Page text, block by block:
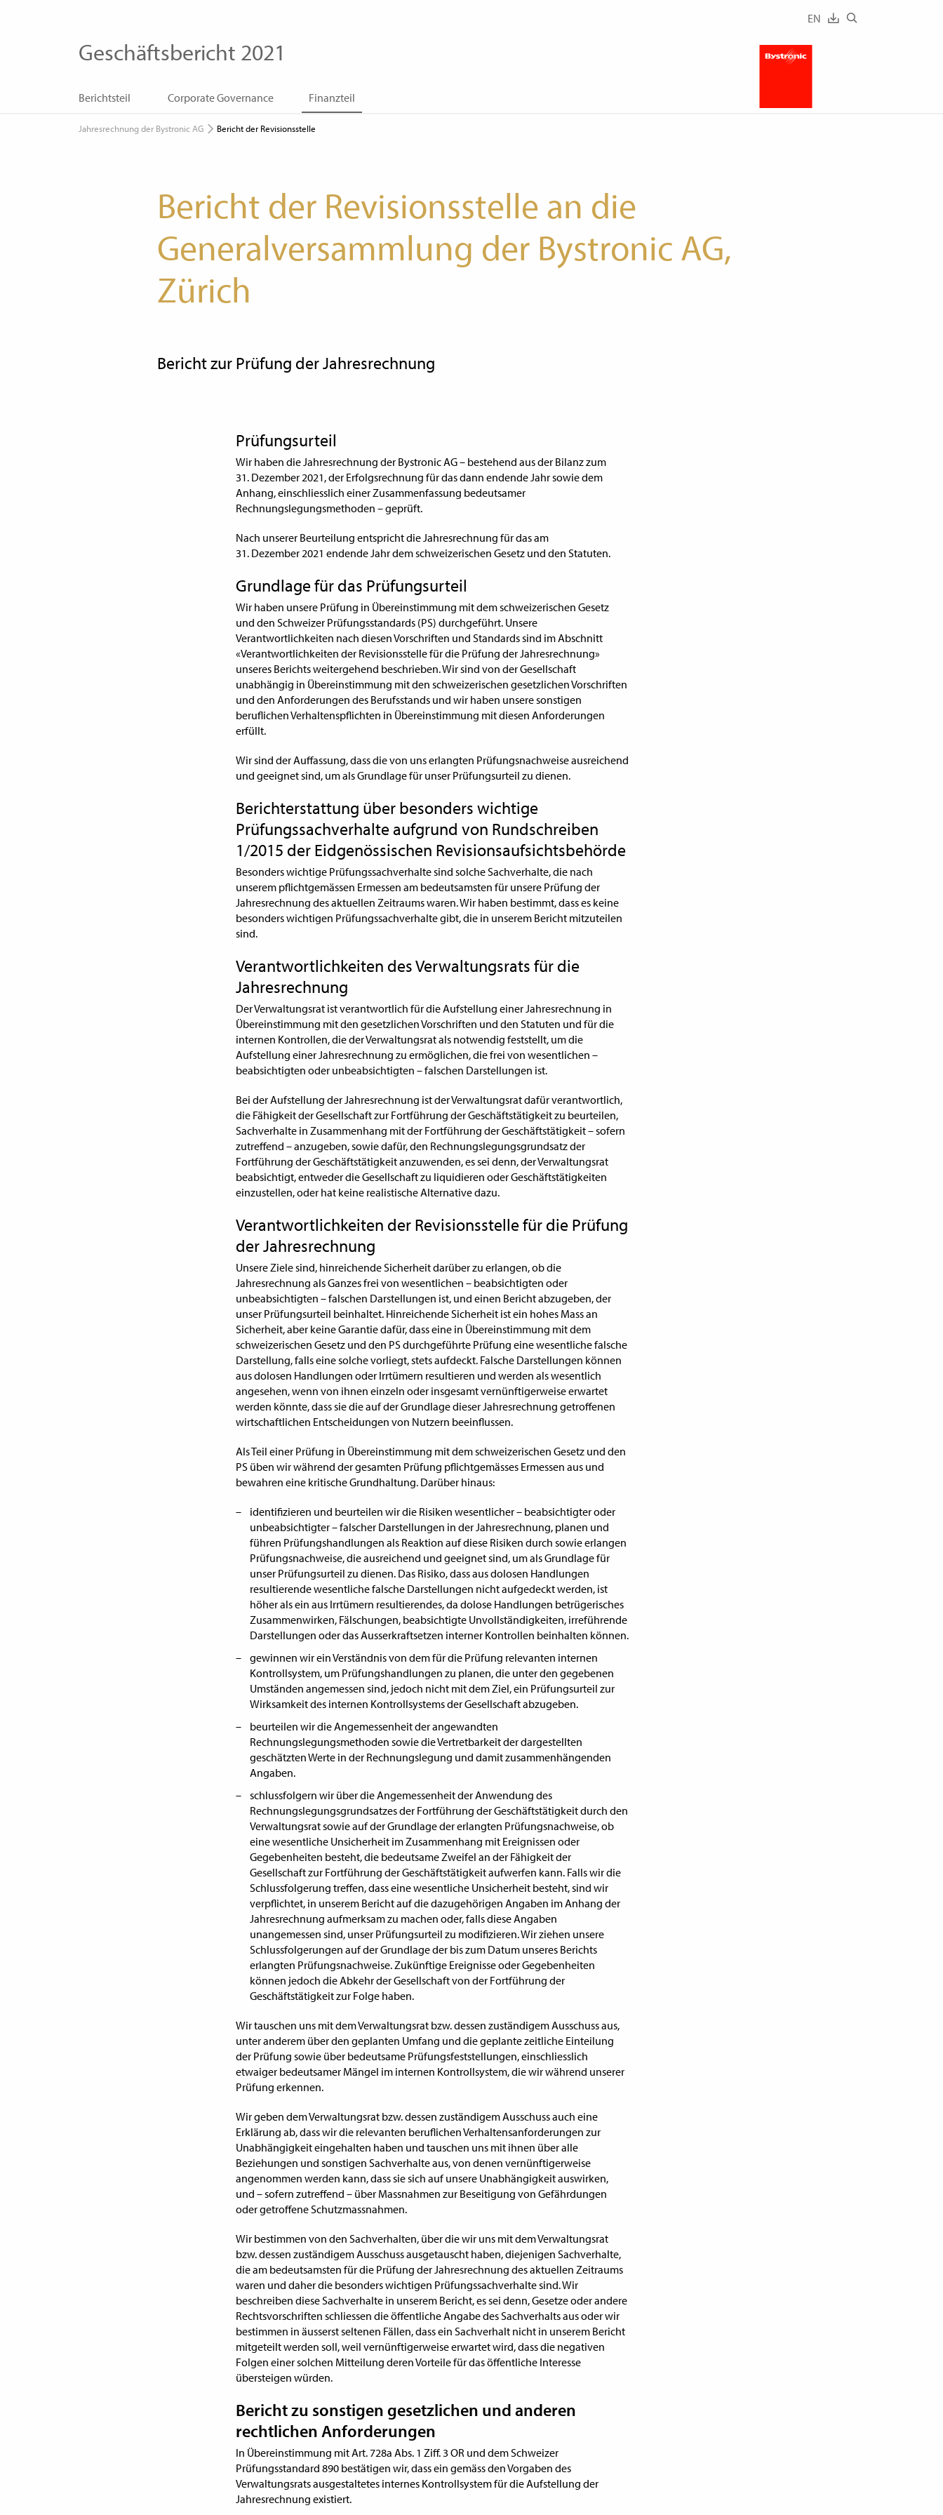
EN
Geschäftsbericht 2021
Berichtsteil Corporate Governance Finanzteil
Jahresrechnung der Bystronic AG Bericht der Revisionsstelle
Bericht der Revisionsstelle an die
Generalversammlung der Bystronic AG,
Zürich
Bericht zur Prüfung der Jahresrechnung
Prüfungsurteil
Wir haben die Jahresrechnung der Bystronic AG – bestehend aus der Bilanz zum
31. Dezember 2021, der Erfolgsrechnung für das dann endende Jahr sowie dem
Anhang, einschliesslich einer Zusammenfassung bedeutsamer
Rechnungslegungsmethoden – geprüft.
Nach unserer Beurteilung entspricht die Jahresrechnung für das am
31. Dezember 2021 endende Jahr dem schweizerischen Gesetz und den Statuten.
Grundlage für das Prüfungsurteil
Wir haben unsere Prüfung in Übereinstimmung mit dem schweizerischen Gesetz
und den Schweizer Prüfungsstandards (PS) durchgeführt. Unsere
Verantwortlichkeiten nach diesen Vorschriften und Standards sind im Abschnitt
«Verantwortlichkeiten der Revisionsstelle für die Prüfung der Jahresrechnung»
unseres Berichts weitergehend beschrieben. Wir sind von der Gesellschaft
unabhängig in Übereinstimmung mit den schweizerischen gesetzlichen Vorschriften
und den Anforderungen des Berufsstands und wir haben unsere sonstigen
beruflichen Verhaltenspflichten in Übereinstimmung mit diesen Anforderungen
erfüllt.
Wir sind der Auffassung, dass die von uns erlangten Prüfungsnachweise ausreichend
und geeignet sind, um als Grundlage für unser Prüfungsurteil zu dienen.
Berichterstattung über besonders wichtige
Prüfungssachverhalte aufgrund von Rundschreiben
1/2015 der Eidgenössischen Revisionsaufsichtsbehörde
Besonders wichtige Prüfungssachverhalte sind solche Sachverhalte, die nach
unserem pflichtgemässen Ermes­sen am bedeutsamsten für unsere Prüfung der
Jahresrechnung des aktuellen Zeitraums waren. Wir haben bestimmt, dass es keine
besonders wichtigen Prüfungssachverhalte gibt, die in unserem Bericht mitzuteilen
sind.
Verantwortlichkeiten des Verwaltungsrats für die
Jahresrechnung
Der Verwaltungsrat ist verantwortlich für die Aufstellung einer Jahresrechnung in
Übereinstimmung mit den gesetzlichen Vorschriften und den Statuten und für die
internen Kontrollen, die der Verwaltungsrat als notwendig feststellt, um die
Aufstellung einer Jahresrechnung zu ermöglichen, die frei von wesentlichen –
beabsichtigten oder unbeabsichtigten – falschen Darstellungen ist.
Bei der Aufstellung der Jahresrechnung ist der Verwaltungsrat dafür verantwortlich,
die Fähigkeit der Gesellschaft zur Fortführung der Geschäftstätigkeit zu beurteilen,
Sachverhalte in Zusammenhang mit der Fortführung der Geschäftstätigkeit – sofern
zutreffend – anzugeben, sowie dafür, den Rechnungslegungsgrundsatz der
Fortführung der Geschäftstätigkeit anzuwenden, es sei denn, der Verwaltungsrat
beabsichtigt, entweder die Gesellschaft zu liquidieren oder Geschäftstätigkeiten
einzustellen, oder hat keine realistische Alternative dazu.
Verantwortlichkeiten der Revisionsstelle für die Prüfung
der Jahresrechnung
Unsere Ziele sind, hinreichende Sicherheit darüber zu erlangen, ob die
Jahresrechnung als Ganzes frei von wesentlichen – beabsichtigten oder
unbeabsichtigten – falschen Darstellungen ist, und einen Bericht abzugeben, der
unser Prüfungsurteil beinhaltet. Hinreichende Sicherheit ist ein hohes Mass an
Sicherheit, aber keine Garantie dafür, dass eine in Übereinstimmung mit dem
schweizerischen Gesetz und den PS durchgeführte Prüfung eine wesentliche falsche
Darstellung, falls eine solche vorliegt, stets aufdeckt. Falsche Darstellungen können
aus dolosen Handlungen oder Irrtümern resultieren und werden als wesentlich
angesehen, wenn von ihnen einzeln oder insgesamt vernünftigerweise erwartet
werden könnte, dass sie die auf der Grundlage dieser Jahresrechnung getroffenen
wirtschaftlichen Entscheidungen von Nutzern beeinflussen.
Als Teil einer Prüfung in Übereinstimmung mit dem schweizerischen Gesetz und den
PS üben wir während der gesamten Prüfung pflichtgemässes Ermessen aus und
bewahren eine kritische Grundhaltung. Darüber hinaus:
identifizieren und beurteilen wir die Risiken wesentlicher – beabsichtigter oder
unbeabsichtigter – falscher Darstellungen in der Jahresrechnung, planen und
führen Prüfungshandlungen als Reaktion auf diese Risiken durch sowie erlangen
Prüfungsnachweise, die ausreichend und geeignet sind, um als Grundlage für
unser Prüfungsurteil zu dienen. Das Risiko, dass aus dolosen Handlungen
resultierende wesentliche falsche Darstellungen nicht aufgedeckt werden, ist
höher als ein aus Irrtümern resultierendes, da dolose Handlungen betrügerisches
Zusammenwirken, Fälschungen, beabsichtigte Unvollständigkeiten, irreführende
Darstellungen oder das Ausserkraftsetzen interner Kontrollen beinhalten können.
gewinnen wir ein Verständnis von dem für die Prüfung relevanten internen
Kontrollsystem, um Prüfungshandlungen zu planen, die unter den gegebenen
Umständen angemessen sind, jedoch nicht mit dem Ziel, ein Prüfungsurteil zur
Wirksamkeit des internen Kontrollsystems der Gesellschaft abzugeben.
beurteilen wir die Angemessenheit der angewandten
Rechnungslegungsmethoden sowie die Vertretbarkeit der dargestellten
geschätzten Werte in der Rechnungslegung und damit zusammenhängenden
Angaben.
schlussfolgern wir über die Angemessenheit der Anwendung des
Rechnungslegungsgrundsatzes der Fortführung der Geschäftstätigkeit durch den
Verwaltungsrat sowie auf der Grundlage der erlangten Prüfungsnachweise, ob
eine wesentliche Unsicherheit im Zusammenhang mit Ereignissen oder
Gegebenheiten besteht, die bedeutsame Zweifel an der Fähigkeit der
Gesellschaft zur Fortführung der Geschäftstätigkeit aufwerfen kann. Falls wir die
Schlussfolgerung treffen, dass eine wesentliche Unsicherheit besteht, sind wir
verpflichtet, in unserem Bericht auf die dazugehörigen Angaben im Anhang der
Jahresrechnung aufmerksam zu machen oder, falls diese Angaben
unangemessen sind, unser Prüfungsurteil zu modifizieren. Wir ziehen unsere
Schlussfolgerungen auf der Grundlage der bis zum Datum unseres Berichts
erlangten Prüfungsnachweise. Zukünftige Ereignisse oder Gegebenheiten
können jedoch die Abkehr der Gesellschaft von der Fortführung der
Geschäftstätigkeit zur Folge haben.
Wir tauschen uns mit dem Verwaltungsrat bzw. dessen zuständigem Ausschuss aus,
unter anderem über den geplanten Umfang und die geplante zeitliche Einteilung
der Prüfung sowie über bedeutsame Prüfungsfeststellungen, einschliesslich
etwaiger bedeutsamer Mängel im internen Kontrollsystem, die wir während unserer
Prüfung erkennen.
Wir geben dem Verwaltungsrat bzw. dessen zuständigem Ausschuss auch eine
Erklärung ab, dass wir die relevanten beruflichen Verhaltensanforderungen zur
Unabhängigkeit eingehalten haben und tauschen uns mit ihnen über alle
Beziehungen und sonstigen Sachverhalte aus, von denen vernünftigerweise
angenommen werden kann, dass sie sich auf unsere Unabhängigkeit auswirken,
und – sofern zutreffend – über Massnahmen zur Beseitigung von Gefährdungen
oder getroffene Schutzmassnahmen.
Wir bestimmen von den Sachverhalten, über die wir uns mit dem Verwaltungsrat
bzw. dessen zuständigem Ausschuss ausgetauscht haben, diejenigen Sachverhalte,
die am bedeutsamsten für die Prüfung der Jahresrechnung des aktuellen Zeitraums
waren und daher die besonders wichtigen Prüfungssachverhalte sind. Wir
beschreiben diese Sachverhalte in unserem Bericht, es sei denn, Gesetze oder andere
Rechtsvorschriften schliessen die öffentliche Angabe des Sachverhalts aus oder wir
bestimmen in äusserst seltenen Fällen, dass ein Sachverhalt nicht in unserem Bericht
mitgeteilt werden soll, weil vernünftigerweise erwartet wird, dass die negativen
Folgen einer solchen Mitteilung deren Vorteile für das öffentliche Interesse
übersteigen würden.
Bericht zu sonstigen gesetzlichen und anderen
rechtlichen Anforderungen
In Übereinstimmung mit Art. 728a Abs. 1 Ziff. 3 OR und dem Schweizer
Prüfungsstandard 890 bestätigen wir, dass ein gemäss den Vorgaben des
Verwaltungsrats ausgestaltetes internes Kontrollsystem für die Aufstellung der
Jahresrechnung existiert.